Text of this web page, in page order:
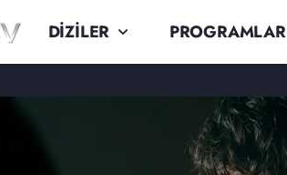
DİZİLER PROGRAMLAR